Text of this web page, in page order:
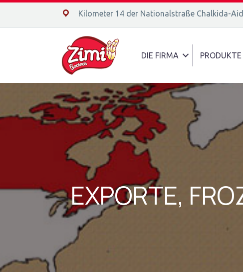
14ο χλμ. Ε.Ο. Χαλκίδας – Αιδηψού, 34400
Kilometer 14 der Nationalstraße Chalkida-
DIE FIRMA PRODUKTE
EXPORTE,